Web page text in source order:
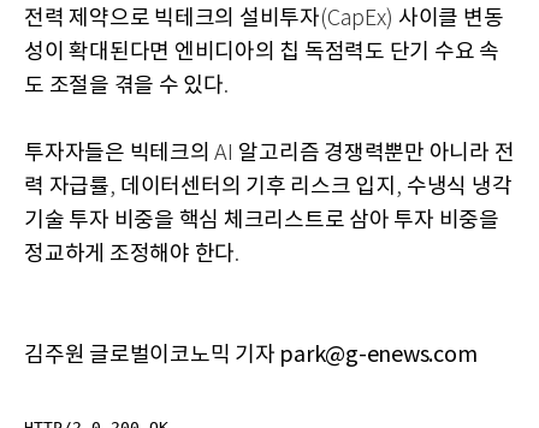
전력 제약으로 빅테크의 설비투자(CapEx) 사이클 변동
성이 확대된다면 엔비디아의 칩 독점력도 단기 수요 속
도 조절을 겪을 수 있다.
투자자들은 빅테크의AI 알고리즘 경쟁력뿐만 아니라 전
력 자급률, 데이터센터의 기후 리스크 입지 , 수냉식 냉각
기술 투자 비중을 핵심 체크리스트로 삼아 투자 비중을
정교하게 조정해야 한다.
김주원 글로벌이코노믹 기자 park@g-enews.com